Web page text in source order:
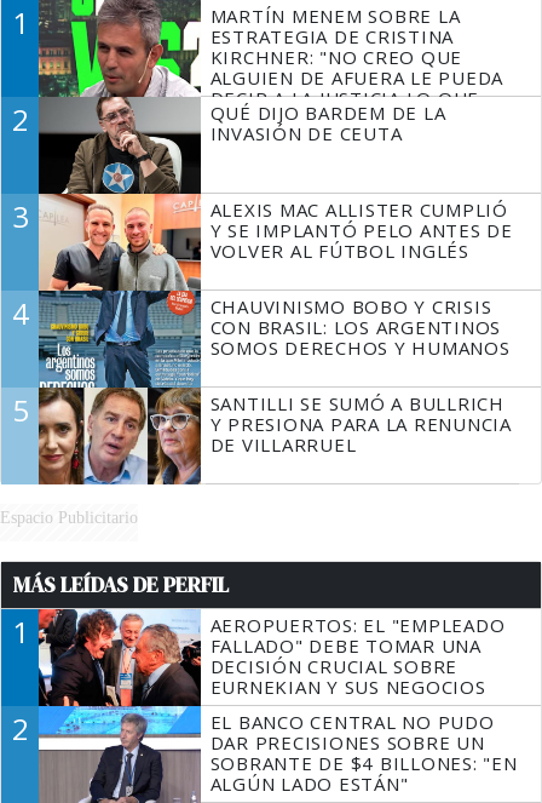
1
MARTÍN MENEM SOBRE LA
ESTRATEGIA DE CRISTINA
KIRCHNER: "NO CREO QUE
ALGUIEN DE AFUERA LE PUEDA
DECIR A LA JUSTICIA LO QUE
TIENE QUE HACER"
2
QUÉ DIJO BARDEM DE LA
INVASIÓN DE CEUTA
3
ALEXIS MAC ALLISTER CUMPLIÓ
Y SE IMPLANTÓ PELO ANTES DE
VOLVER AL FÚTBOL INGLÉS
4
CHAUVINISMO BOBO Y CRISIS
CON BRASIL: LOS ARGENTINOS
SOMOS DERECHOS Y HUMANOS
5
SANTILLI SE SUMÓ A BULLRICH
Y PRESIONA PARA LA RENUNCIA
DE VILLARRUEL
Espacio Publicitario
MÁS LEÍDAS DE PERFIL
1
AEROPUERTOS: EL "EMPLEADO
FALLADO" DEBE TOMAR UNA
DECISIÓN CRUCIAL SOBRE
EURNEKIAN Y SUS NEGOCIOS
2
EL BANCO CENTRAL NO PUDO
DAR PRECISIONES SOBRE UN
SOBRANTE DE $4 BILLONES: "EN
ALGÚN LADO ESTÁN"